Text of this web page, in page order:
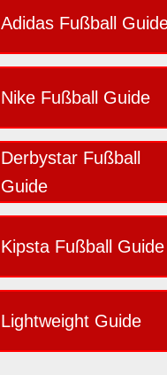
Adidas Fußball
Nike Fußball Guide
Derbystar Fußball
Guide
Kipsta Fußball Guide
Lightweight Guide